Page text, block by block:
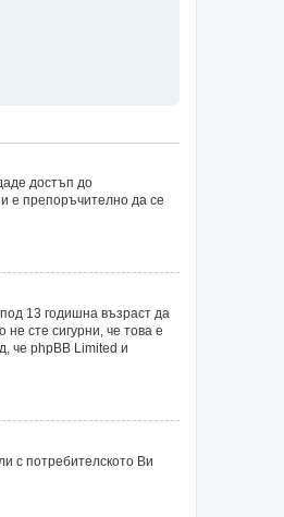
достъп до
е препоръчително да се
13 годишна възраст да
сте сигурни, че това е
че phpBB Limited и
с потребителското Ви